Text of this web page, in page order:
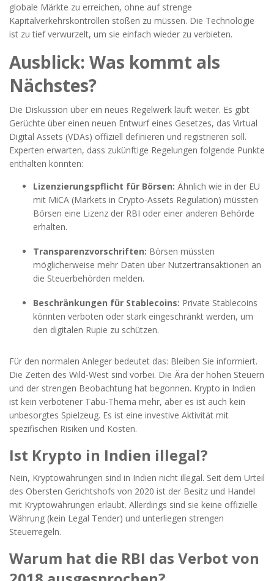
globale Märkte zu erreichen, ohne auf strenge
Kapitalverkehrskontrollen stoßen zu müssen. Die Technologie
ist zu tief verwurzelt, um sie einfach wieder zu verbieten.
Ausblick: Was kommt als
Nächstes?
Die Diskussion über ein neues Regelwerk läuft weiter. Es gibt
Gerüchte über einen neuen Entwurf eines Gesetzes, das Virtual
Digital Assets (VDAs) offiziell definieren und registrieren soll.
Experten erwarten, dass zukünftige Regelungen folgende Punkte
enthalten könnten:
Lizenzierungspflicht für Börsen: Ähnlich wie in der EU
mit MiCA (Markets in Crypto-Assets Regulation) müssten
Börsen eine Lizenz der RBI oder einer anderen Behörde
erhalten.
Transparenzvorschriften: Börsen müssten
möglicherweise mehr Daten über Nutzertransaktionen an
die Steuerbehörden melden.
Beschränkungen für Stablecoins: Private Stablecoins
könnten verboten oder stark eingeschränkt werden, um
den digitalen Rupie zu schützen.
Für den normalen Anleger bedeutet das: Bleiben Sie informiert.
Die Zeiten des Wild-West sind vorbei. Die Ära der hohen Steuern
und der strengen Beobachtung hat begonnen. Krypto in Indien
ist kein verbotener Tabu-Thema mehr, aber es ist auch kein
unbesorgtes Spielzeug. Es ist eine investive Aktivität mit
spezifischen Risiken und Kosten.
Ist Krypto in Indien illegal?
Nein, Kryptowährungen sind in Indien nicht illegal. Seit dem Urteil
des Obersten Gerichtshofs von 2020 ist der Besitz und Handel
mit Kryptowährungen erlaubt. Allerdings sind sie keine offizielle
Währung (kein Legal Tender) und unterliegen strengen
Steuerregeln.
Warum hat die RBI das Verbot von